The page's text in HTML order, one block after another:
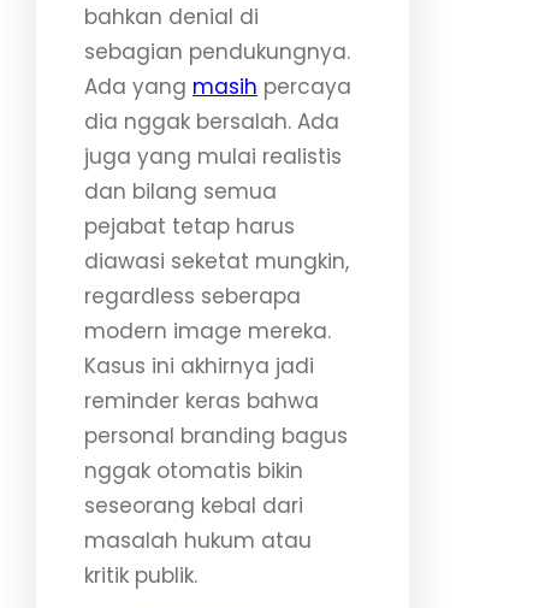
bahkan denial di
sebagian pendukungnya.
Ada yang masih percaya
dia nggak bersalah. Ada
juga yang mulai realistis
dan bilang semua
pejabat tetap harus
diawasi seketat mungkin,
regardless seberapa
modern image mereka.
Kasus ini akhirnya jadi
reminder keras bahwa
personal branding bagus
nggak otomatis bikin
seseorang kebal dari
masalah hukum atau
kritik publik.